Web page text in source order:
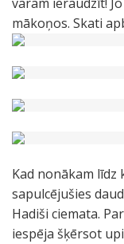
mākoņos. Skati
Kad nonākam
sapulcējušies
Hadiši ciemata.
iespēja šķērsot